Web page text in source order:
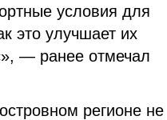
условия для
это улучшает их
— ранее отмечал
регионе не